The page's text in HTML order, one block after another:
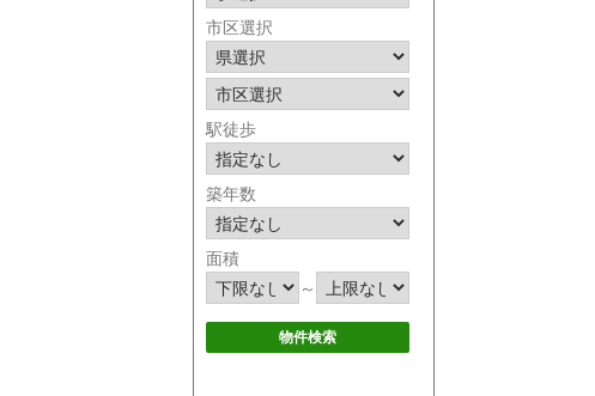
市区選択
駅徒歩
築年数
面積
～